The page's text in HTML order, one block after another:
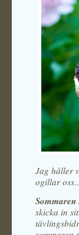
Jag håller
ogillar
Sommaren
skicka in